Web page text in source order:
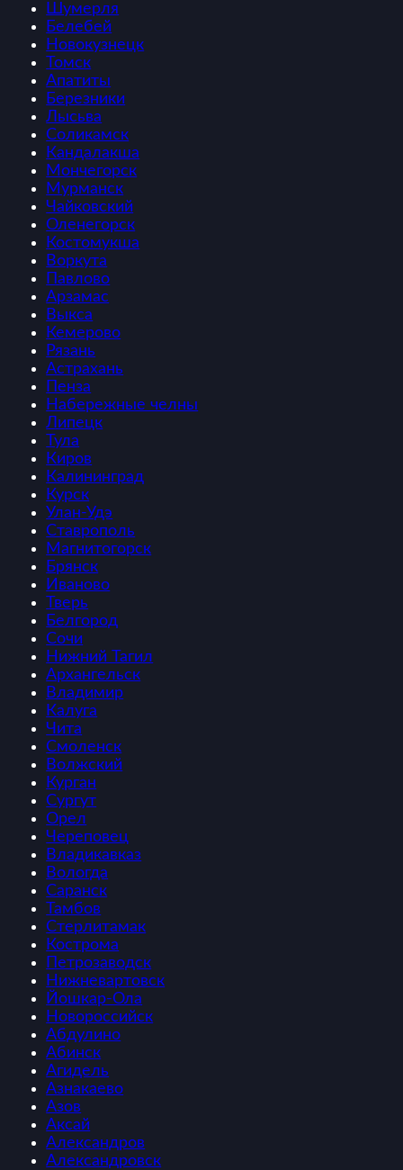
Шумерля
Белебей
Новокузнецк
Томск
Апатиты
Березники
Лысьва
Соликамск
Кандалакша
Мончегорск
Мурманск
Чайковский
Оленегорск
Костомукша
Воркута
Павлово
Арзамас
Выкса
Кемерово
Рязань
Астрахань
Пенза
Набережные челны
Липецк
Тула
Киров
Калининград
Курск
Улан-Удэ
Ставрополь
Магнитогорск
Брянск
Иваново
Тверь
Белгород
Сочи
Нижний Тагил
Архангельск
Владимир
Калуга
Чита
Смоленск
Волжский
Курган
Сургут
Орел
Череповец
Владикавказ
Вологда
Саранск
Тамбов
Стерлитамак
Кострома
Петрозаводск
Нижневартовск
Йошкар-Ола
Новороссийск
Абдулино
Абинск
Агидель
Азнакаево
Азов
Аксай
Александров
Александровск